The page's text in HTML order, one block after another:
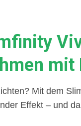
Mit dem
Effekt – und